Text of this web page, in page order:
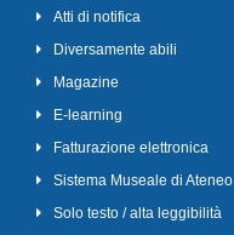
Atti di notifica
Diversamente abili
Magazine
E-learning
Fatturazione elettronica
Sistema Museale di Ateneo
Solo testo / alta leggibilità